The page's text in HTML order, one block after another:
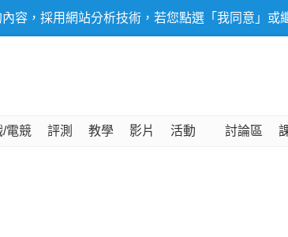
容，採用網站分析技術，若您點選「我同意」或
/電競 評測 教學 影片 活動 討論區